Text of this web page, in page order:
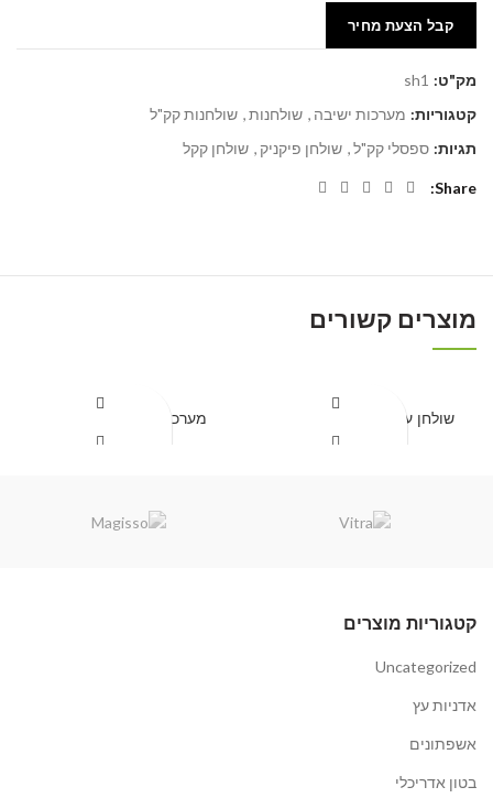
קבל הצעת מחיר
מק"ט: sh1
קטגוריות: מערכות ישיבה , שולחנות, שולחנות קק"ל
תגיות: ספסלי קק"ל, שולחן פיקניק , שולחן קקל
Share
מוצרים קשורים
שולחן עץ + ספסל דגם 204 מערכת ישיבה דגם גלעד
קטגוריות מוצרים
Uncategorized
אדניות עץ
אשפתונים
בטון אדריכלי